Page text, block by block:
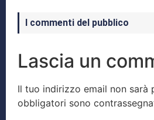
I commenti del pubblico
Lascia un
Il tuo indirizzo email non sarà
obbligatori sono